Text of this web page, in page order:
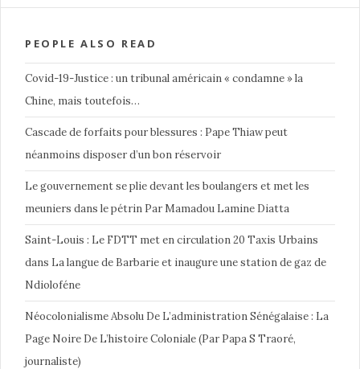
PEOPLE ALSO READ
Covid-19-Justice : un tribunal américain « condamne » la
Chine, mais toutefois…
Cascade de forfaits pour blessures : Pape Thiaw peut
néanmoins disposer d’un bon réservoir
Le gouvernement se plie devant les boulangers et met les
meuniers dans le pétrin Par Mamadou Lamine Diatta
Saint-Louis : Le FDTT met en circulation 20 Taxis Urbains
dans La langue de Barbarie et inaugure une station de gaz de
Ndioloféne
Néocolonialisme Absolu De L’administration Sénégalaise : La
Page Noire De L’histoire Coloniale (Par Papa S Traoré,
journaliste)